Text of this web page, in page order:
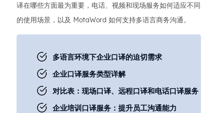
译在哪些方面最为重要，电话、视频和现场服务如何适应不同
的使用场景，以及 MotaWord 如何支持多语言商务沟通。
多语言环境下企业口译的迫切需求
企业口译服务类型详解
对比表：现场口译、远程口译和电话口译服务
企业培训口译服务：提升员工沟通能力